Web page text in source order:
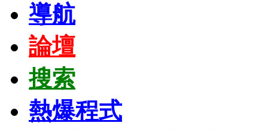
導航
論壇
搜索
熱爆程式